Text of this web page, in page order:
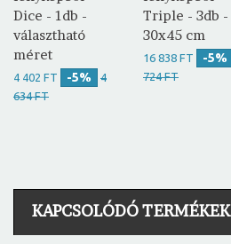
Dice - 1db -
választható
méret
4 402 FT -5%
4
634 FT
Triple - 3db -
30x45 cm
16 838 FT -5%
724 FT
KAPCSOLÓDÓ TERMÉKEK